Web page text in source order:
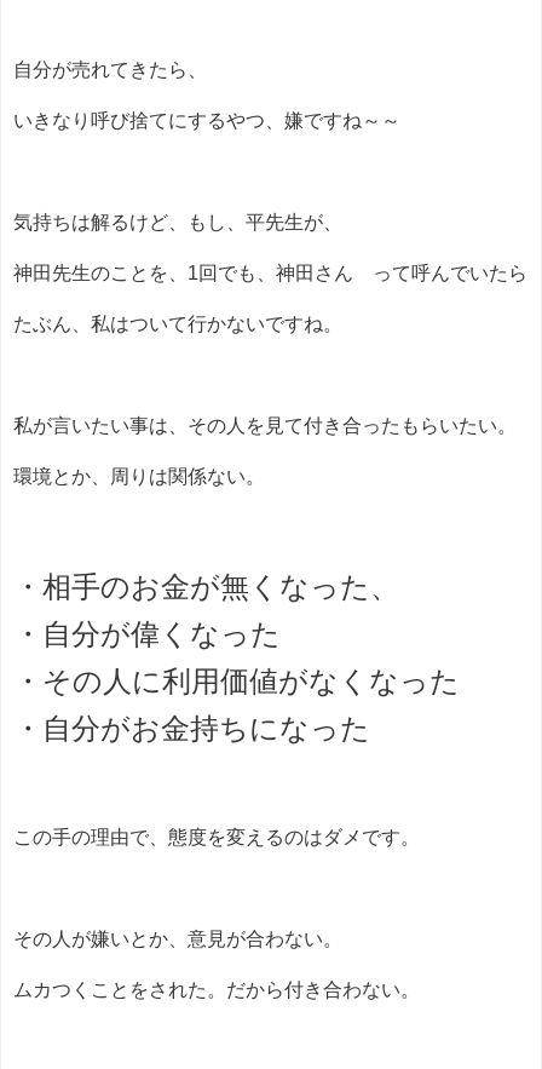
自分が売れてきたら、
いきなり呼び捨てにするやつ、嫌ですね～～
気持ちは解るけど、もし、平先生が、
神田先生のことを、1回でも、神田さん って呼んでいたら
たぶん、私はついて行かないですね。
私が言いたい事は、その人を見て付き合ったもらいたい。
環境とか、周りは関係ない。
・相手のお金が無くなった、
・自分が偉くなった
・その人に利用価値がなくなった
・自分がお金持ちになった
この手の理由で、態度を変えるのはダメです。
その人が嫌いとか、意見が合わない。
ムカつくことをされた。だから付き合わない。